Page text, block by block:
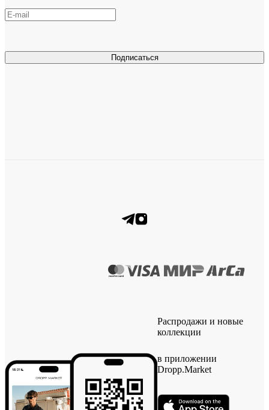
Подписаться
Распродажи и новые
коллекции
в приложении
Dropp.Market